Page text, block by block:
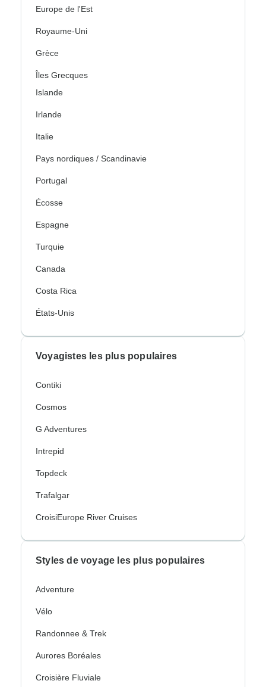
Europe de l'Est
Royaume-Uni
Grèce
Îles Grecques
Islande
Irlande
Italie
Pays nordiques / Scandinavie
Portugal
Écosse
Espagne
Turquie
Canada
Costa Rica
États-Unis
Voyagistes les plus populaires
Contiki
Cosmos
G Adventures
Intrepid
Topdeck
Trafalgar
CroisiEurope River Cruises
Styles de voyage les plus populaires
Adventure
Vélo
Randonnee & Trek
Aurores Boréales
Croisière Fluviale